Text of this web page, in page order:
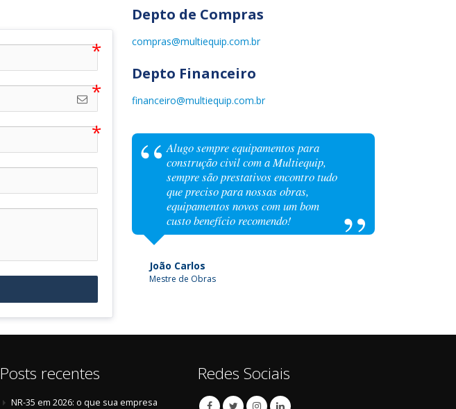
Depto de Compras
compras@multiequip.com.br
Depto Financeiro
financeiro@multiequip.com.br
Alugo sempre equipamentos para
construção civil com a Multiequip,
sempre são prestativos encontro tudo
que preciso para nossas obras,
equipamentos novos com um bom
custo benefício recomendo!
João Carlos
Mestre de Obras
Posts recentes
NR-35 em 2026: o que sua empresa
Redes Sociais